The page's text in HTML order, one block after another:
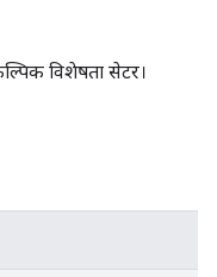
विशेषता सेटर।